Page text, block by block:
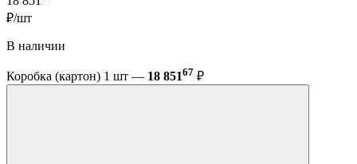
₽/шт
В наличии
Коробка (картон) 1 шт — 18 85167 ₽